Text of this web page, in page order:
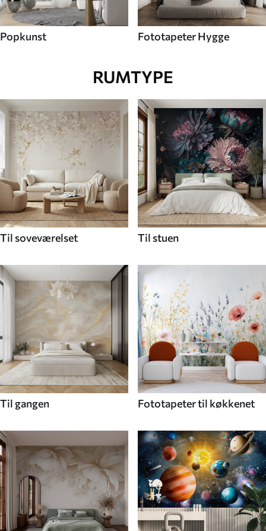
Popkunst Fototapeter Hygge
RUMTYPE
Til soveværelset Til stuen
Til gangen Fototapeter til køkkenet